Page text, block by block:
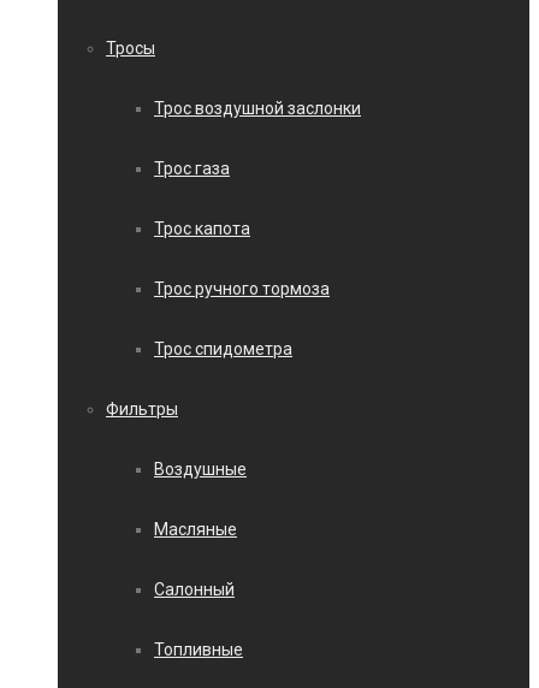
Тросы
Трос воздушной заслонки
Трос газа
Трос капота
Трос ручного тормоза
Трос спидометра
Фильтры
Воздушные
Масляные
Салонный
Топливные